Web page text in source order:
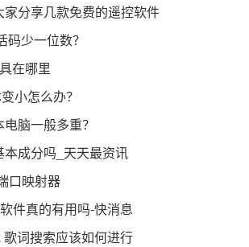
分享几款免费的遥控软件
少一位数？
在哪里
小怎么办？
脑一般多重？
成分吗_天天最资讯
口映射器
件真的有用吗-快消息
词搜索应该如何进行